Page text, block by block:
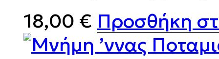
18,00 € Προσθήκη